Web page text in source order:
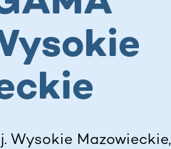
Wysokie Mazowieckie,